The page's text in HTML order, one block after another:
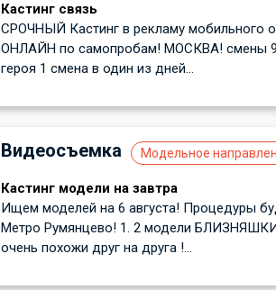
Кастинг связь
СРОЧНЫЙ Кастинг в рекламу мобильного
ОНЛАЙН по самопробам! МОСКВА! смены 9,
героя 1 смена в один из дней...
Видеосъемка Модельное
Кастинг модели на завтра
Ищем моделей на 6 августа! Процедуры
Метро Румянцево! 1. 2 модели
очень похожи друг на друга !...